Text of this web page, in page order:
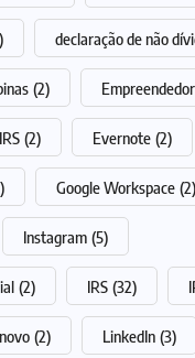
declaração de não
(2)
(2) Evernote (2)
Google Workspace (2)
Instagram (5)
(2) IRS (32)
(2) LinkedIn (3)